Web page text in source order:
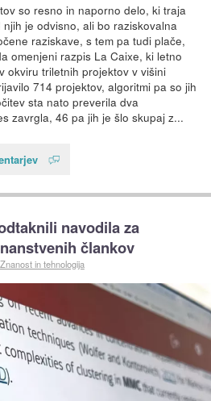
so resno in naporno delo, ki traja
je odvisno, ali bo raziskovalna
raziskave, s tem pa tudi plače,
omenjeni razpis La Caixe, ki letno
okviru triletnih projektov v višini
714 projektov, algoritmi pa so jih
sta nato preverila dva
zavrgla, 46 pa jih je šlo skupaj z...
navodila za
člankov
Znanost in tehnologija